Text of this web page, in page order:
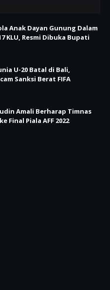
Anak Dayan Gunung Dalam
KLU, Resmi Dibuka Bupati
U-20 Batal di Bali,
Sanksi Berat FIFA
Amali Berharap Timnas
Final Piala AFF 2022